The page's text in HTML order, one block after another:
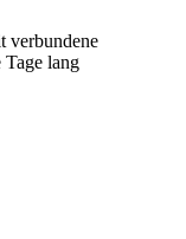
verbundene
Tage lang